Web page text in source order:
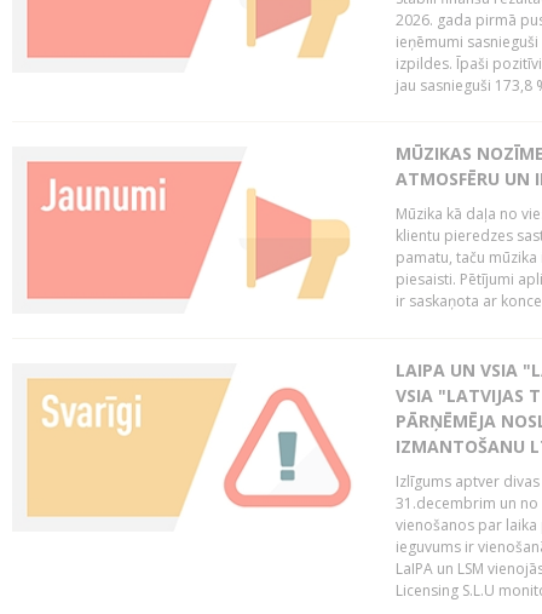
2026. gada pirmā
ieņēmumi
izpildes. Īpaši
jau sasnieguši 173,8
MŪZIKAS
ATMOSFĒRU UN
Mūzika kā daļa no
klientu pieredzes
pamatu, taču
piesaisti. Pētījumi
ir saskaņota ar
LAIPA UN VSIA
VSIA "LATVIJAS
PĀRŅĒMĒJA
IZMANTOŠANU
Izlīgums aptver
31.decembrim un no
vienošanos par
ieguvums ir
LaIPA un LSM
Licensing S.L.U